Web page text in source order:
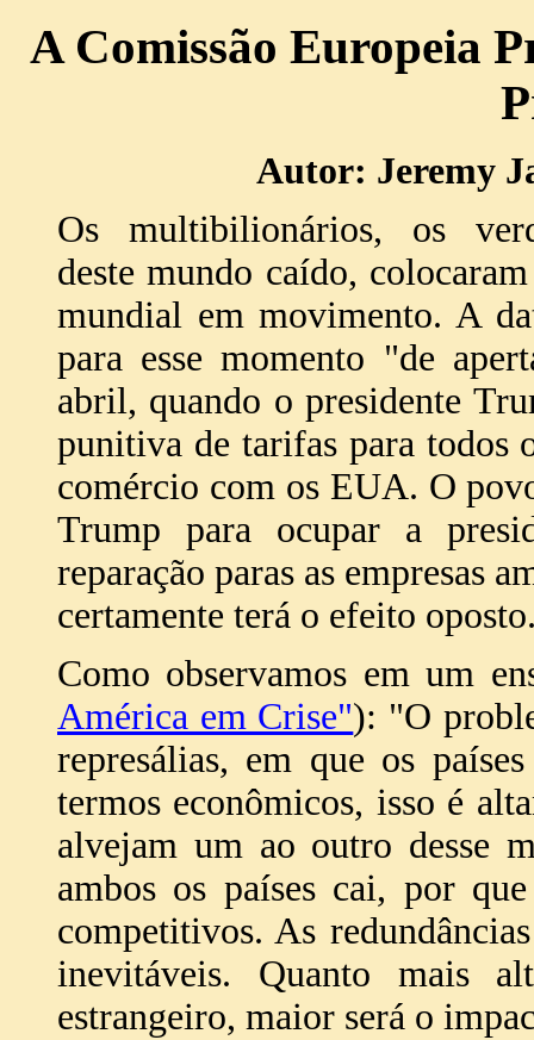
A Comissão Europeia
Autor: Jeremy
Os multibilionários, os
deste mundo caído,
mundial em movimento. A
para esse momento "de
abril, quando o presidente
punitiva de tarifas para todos
comércio com os EUA. O
Trump para ocupar a
reparação paras as empresas
certamente terá o efeito
Como observamos em um
América em Crise"): "O
represálias, em que os
termos econômicos, isso é
alvejam um ao outro desse
ambos os países cai, por
competitivos. As
inevitáveis. Quanto mais
estrangeiro, maior será o